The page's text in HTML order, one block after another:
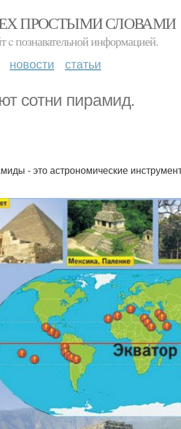
ПРОСТЫМИ СЛОВАМИ
c познавательной информацией.
новости статьи
сотни пирамид.
- это астрономические